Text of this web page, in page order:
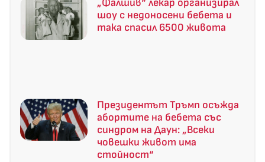
„Фалшив“ лекар организирал
шоу с недоносени бебета и
така спасил 6500 живота
Президентът Тръмп осъжда
абортите на бебета със
синдром на Даун: „Всеки
човешки живот има
стойност“